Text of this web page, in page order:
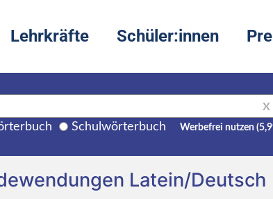
Lehrkräfte Schüler:innen
X
Schulwörterbuch Werbefrei nutzen
Latein/Deutsch